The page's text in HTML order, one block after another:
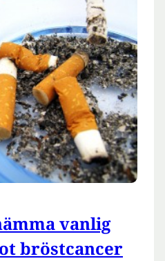
vanlig
bröstcancer